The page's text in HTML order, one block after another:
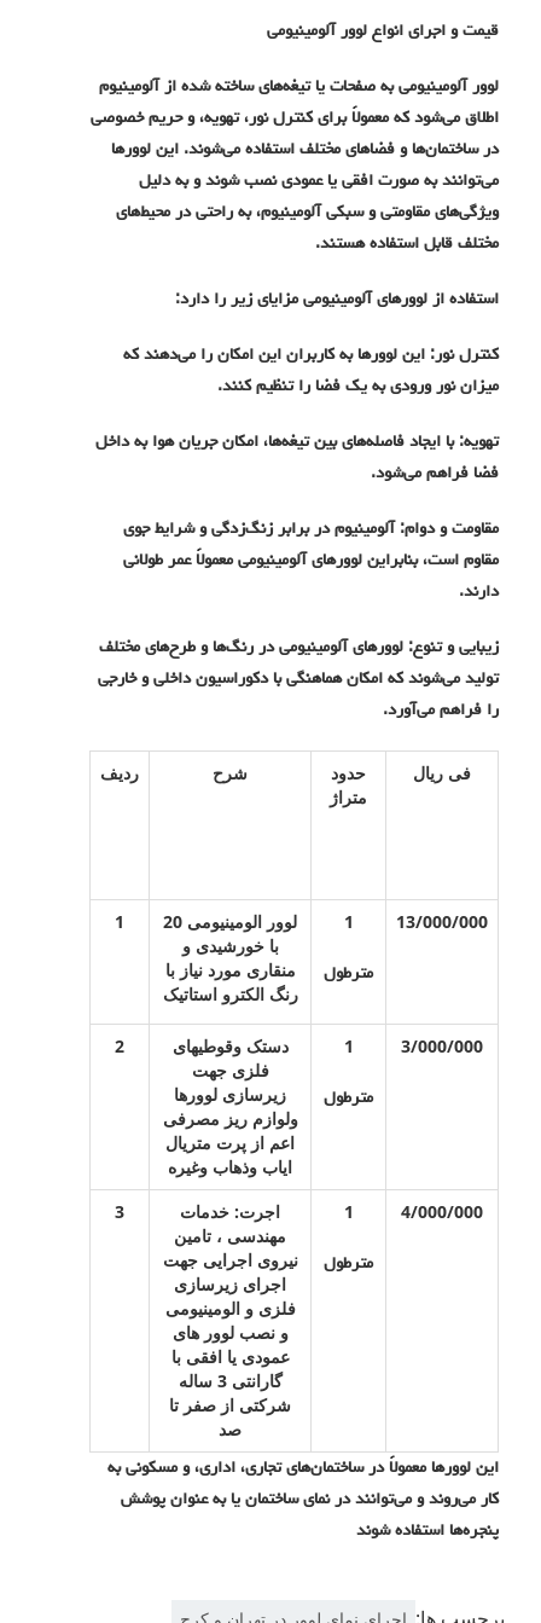
قیمت و اجرای انواع لوور آلومینیومی
لوور آلومینیومی به صفحات یا تیغه‌های ساخته شده از آلومینیوم
اطلاق می‌شود که معمولاً برای کنترل نور، تهویه، و حریم خصوصی
در ساختمان‌ها و فضاهای مختلف استفاده می‌شوند. این لوورها
می‌توانند به صورت افقی یا عمودی نصب شوند و به دلیل
ویژگی‌های مقاومتی و سبکی آلومینیوم، به راحتی در محیط‌های
مختلف قابل استفاده هستند.
استفاده از لوورهای آلومینیومی مزایای زیر را دارد:
کنترل نور: این لوورها به کاربران این امکان را می‌دهند که
میزان نور ورودی به یک فضا را تنظیم کنند.
تهویه: با ایجاد فاصله‌های بین تیغه‌ها، امکان جریان هوا به داخل
فضا فراهم می‌شود.
مقاومت و دوام: آلومینیوم در برابر زنگ‌زدگی و شرایط جوی
مقاوم است، بنابراین لوورهای آلومینیومی معمولاً عمر طولانی
دارند.
زیبایی و تنوع: لوورهای آلومینیومی در رنگ‌ها و طرح‌های مختلف
تولید می‌شوند که امکان هماهنگی با دکوراسیون داخلی و خارجی
را فراهم می‌آورد.
فی ریال
حدود
متراژ
شرح ردیف
13/000/000
1
مترطول
لوور الومینیومی 20
با خورشیدی و
منقاری مورد نیاز با
رنگ الکترو استاتیک
1
3/000/000
1
مترطول
دستک وقوطیهای
فلزی جهت
زیرسازی لوورها
ولوازم ریز مصرفی
اعم از پرت متریال
ایاب وذهاب وغیره
2
4/000/000
1
مترطول
اجرت: خدمات
مهندسی ، تامین
نیروی اجرایی جهت
اجرای زیرسازی
فلزی و الومینیومی
و نصب لوور های
عمودی یا افقی با
گارانتی 3 ساله
شرکتی از صفر تا
صد
3
این لوورها معمولاً در ساختمان‌های تجاری، اداری، و مسکونی به
کار می‌روند و می‌توانند در نمای ساختمان یا به عنوان پوشش
پنجره‌ها استفاده شوند